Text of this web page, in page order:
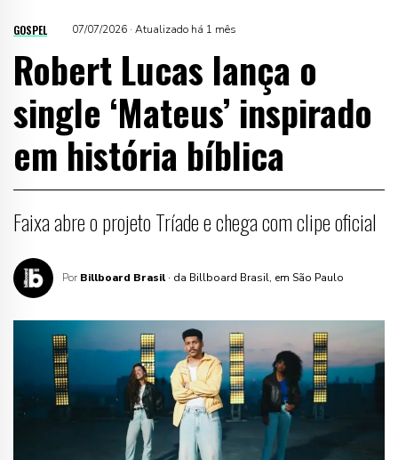
GOSPEL 07/07/2026 · Atualizado há 1 mês
Robert Lucas lança o
single ‘Mateus’ inspirado
em história bíblica
Faixa abre o projeto Tríade e chega com clipe oficial
Por Billboard Brasil · da Billboard Brasil, em São Paulo